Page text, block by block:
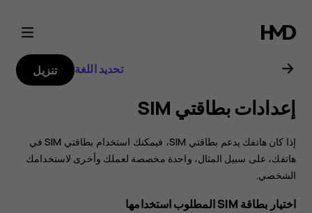
دليل
مستخدم
Nokia
8.3
5G
تحديد اللغة تنزيل
إعدادات بطاقتي SIM
‏‫إذا كان هاتفك يدعم بطاقتي SIM، فيمكنك استخدام بطاقتي SIM في
هاتفك، على سبيل المثال، واحدة مخصصة لعملك وأخرى لاستخدامك
الشخصي.
اختيار بطاقة SIM المطلوب استخدامها